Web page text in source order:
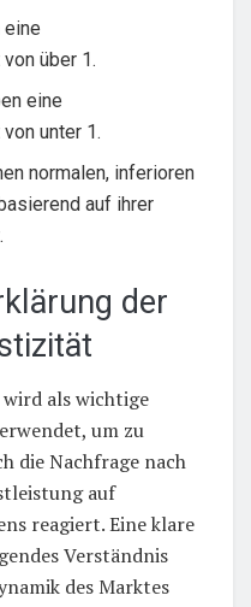
eine
über 1.
eine
unter 1.
normalen, inferioren
auf ihrer
der
als wichtige
um zu
die Nachfrage nach
auf
reagiert. Eine klare
Verständnis
des Marktes